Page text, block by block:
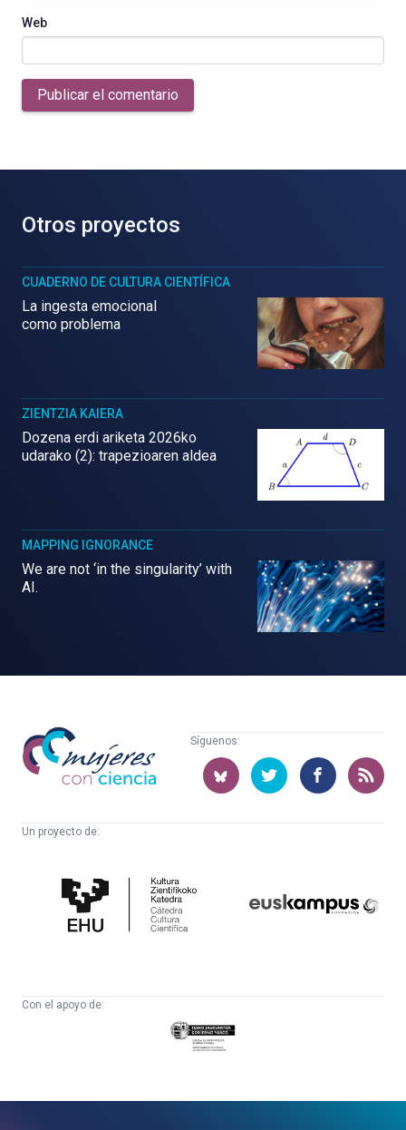
Web
Publicar el comentario
Otros proyectos
CUADERNO DE CULTURA CIENTÍFICA
La ingesta emocional
como problema
ZIENTZIA KAIERA
Dozena erdi ariketa 2026ko
udarako (2): trapezioaren aldea
MAPPING IGNORANCE
We are not ‘in the singularity’ with
AI.
Mujeres
con
ciencia
Síguenos:
Un proyecto de:
Cultura
Científica
Con el apoyo de:
Eusko
Jaurlaritza